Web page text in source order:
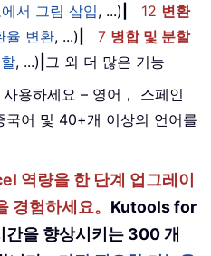
서 그림 삽입, ...) 12 변환
율 변환, ...) 7 병합 및 분할
, ...) 그 외 더 많은 기능
용하세요 – 영어， 스페인
국어 및 40+개 이상의 언어를
역량을 한 단계 업그레이
경험하세요。 Kutools for
을 향상시키는 300 개